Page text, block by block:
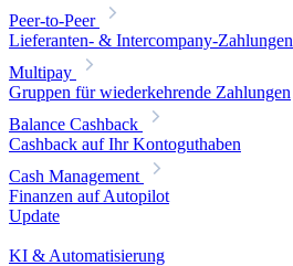
Peer-to-Peer
Lieferanten- & Intercompany-Zahlungen
Multipay
Gruppen für wiederkehrende Zahlungen
Balance Cashback
Cashback auf Ihr Kontoguthaben
Cash Management
Finanzen auf Autopilot
Update
KI & Automatisierung